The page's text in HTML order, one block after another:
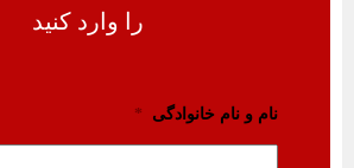
را وارد کنید
نام و نام خانوادگی *